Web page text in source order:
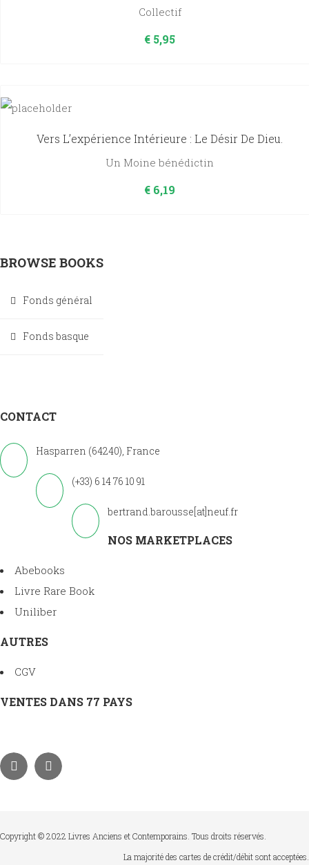
Collectif
€ 5,95
Vers L’expérience Intérieure : Le Désir De Dieu.
Un Moine bénédictin
€ 6,19
BROWSE BOOKS
Fonds général
Fonds basque
CONTACT
Hasparren (64240), France
(+33) 6 14 76 10 91
bertrand.barousse[at]neuf.fr
NOS MARKETPLACES
Abebooks
Livre Rare Book
Uniliber
AUTRES
CGV
VENTES DANS 77 PAYS
Copyright © 2022 Livres Anciens et Contemporains. Tous droits réservés.
La majorité des cartes de crédit/débit sont acceptées.